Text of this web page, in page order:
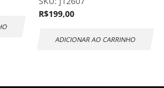
R$199,00
ADICIONAR AO CARRINHO